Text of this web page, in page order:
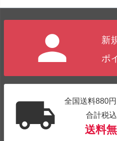
新
ポ
全国送料880
合計税
送料